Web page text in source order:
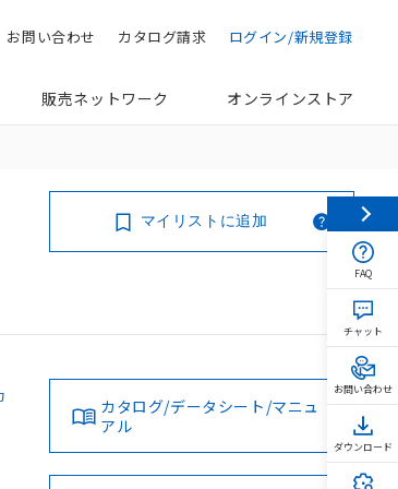
ログイン/新規登録
カタログ請求
お問い合わせ
販売ネットワーク オンラインストア
マイリストに追加
カタログ/データシート/マニュ
アル
FAQ
チャット
お問い合わせ
ダウンロード